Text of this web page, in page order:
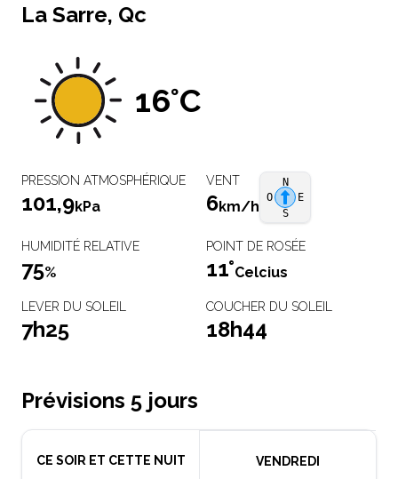
La Sarre, Qc
16°C
PRESSION ATMOSPHÉRIQUE
101,9kPa
VENT
6km/h
N
S
O E
HUMIDITÉ RELATIVE
75%
POINT DE ROSÉE
11°Celcius
LEVER DU SOLEIL
7h25
COUCHER DU SOLEIL
18h44
Prévisions 5 jours
CE SOIR ET CETTE NUIT VENDREDI